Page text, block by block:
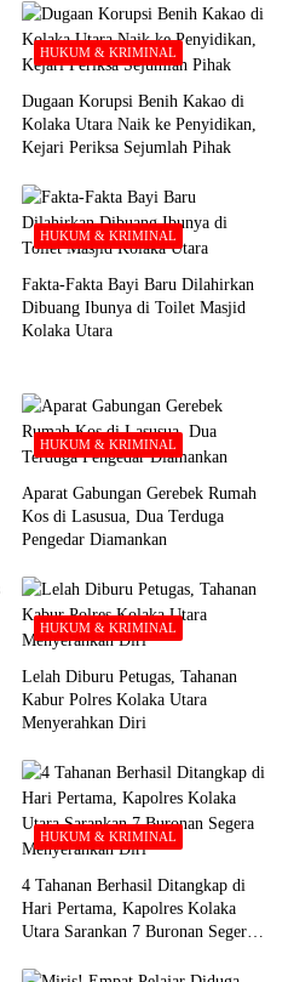
HUKUM & KRIMINAL
Dugaan Korupsi Benih Kakao di
Kolaka Utara Naik ke Penyidikan,
Kejari Periksa Sejumlah Pihak
HUKUM & KRIMINAL
Fakta-Fakta Bayi Baru Dilahirkan
Dibuang Ibunya di Toilet Masjid
Kolaka Utara
HUKUM & KRIMINAL
Aparat Gabungan Gerebek Rumah
Kos di Lasusua, Dua Terduga
Pengedar Diamankan
HUKUM & KRIMINAL
Lelah Diburu Petugas, Tahanan
Kabur Polres Kolaka Utara
Menyerahkan Diri
HUKUM & KRIMINAL
4 Tahanan Berhasil Ditangkap di
Hari Pertama, Kapolres Kolaka
Utara Sarankan 7 Buronan Segera